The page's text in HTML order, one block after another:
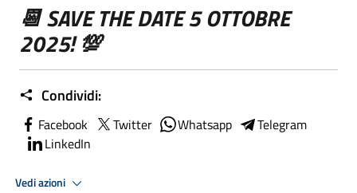
📆 SAVE THE DATE 5 OTTOBRE
2025! 💯
Condividi:
Facebook Twitter Whatsapp
Telegram
LinkedIn
Vedi azioni